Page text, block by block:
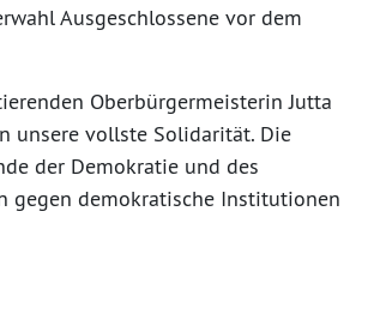
Ausgeschlossene vor dem
Oberbürgermeisterin Jutta
unsere vollste Solidarität. Die
der Demokratie und des
gegen demokratische Institutionen